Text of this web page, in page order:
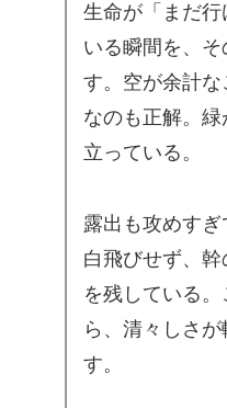
生命が「まだ
いる瞬間を、
す。空が余計
なのも正解。
立っている。
露出も攻めす
白飛びせず、
を残している
ら、清々しさ
す。